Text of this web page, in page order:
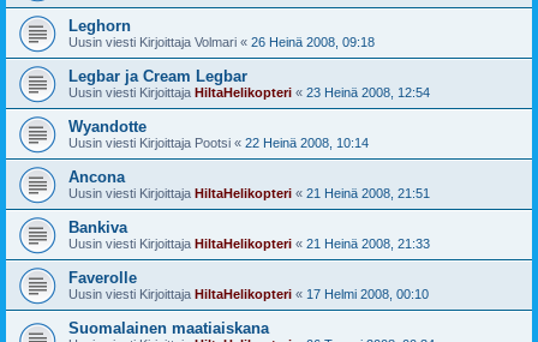
Leghorn
Uusin viesti Kirjoittaja Volmari « 26 Heinä 2008, 09:18
Legbar ja Cream Legbar
Uusin viesti Kirjoittaja HiltaHelikopteri « 23 Heinä 2008, 12:54
Wyandotte
Uusin viesti Kirjoittaja Pootsi « 22 Heinä 2008, 10:14
Ancona
Uusin viesti Kirjoittaja HiltaHelikopteri « 21 Heinä 2008, 21:51
Bankiva
Uusin viesti Kirjoittaja HiltaHelikopteri « 21 Heinä 2008, 21:33
Faverolle
Uusin viesti Kirjoittaja HiltaHelikopteri « 17 Helmi 2008, 00:10
Suomalainen maatiaiskana